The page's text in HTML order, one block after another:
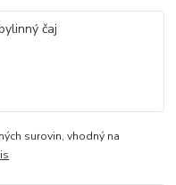
surovin, vhodný na